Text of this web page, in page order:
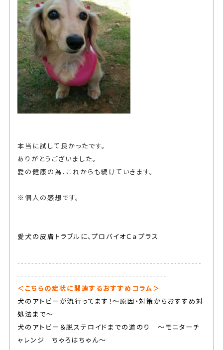
本当に試して良かったです。
ありがとうございました。
愛の健康の為、これからも続けていきます。
※個人の感想です。
愛犬の皮膚トラブルに、プロバイオＣａプラス
-----------------------------------------------------
-------------------------------------------
＜こちらの症状に関連するおすすめコラム＞
犬のアトピーが流行ってます！～原因・対策からおすすめ対
処法まで～
犬のアトピー＆脱ステロイドまでの道のり ～モニターチ
ャレンジ ちゃろはちゃん～